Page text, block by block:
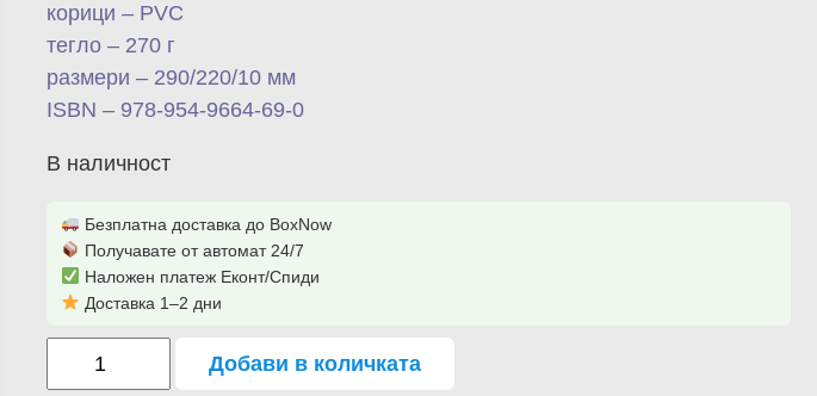
корици – PVC
тегло – 270 г
размери – 290/220/10 мм
ISBN – 978-954-9664-69-0
В наличност
Безплатна доставка до BoxNow
Получавате от автомат 24/7
Наложен платеж Еконт/Спиди
Доставка 1–2 дни
Добави в количката